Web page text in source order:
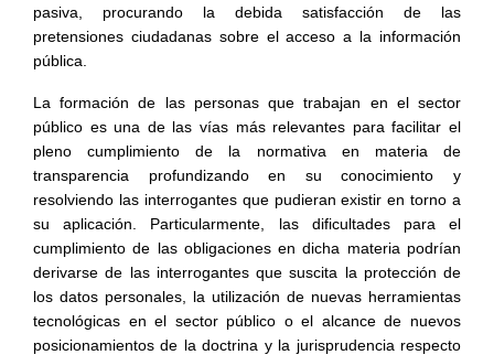
pasiva, procurando la debida satisfacción de las
pretensiones ciudadanas sobre el acceso a la información
pública.
La formación de las personas que trabajan en el sector
público es una de las vías más relevantes para facilitar el
pleno cumplimiento de la normativa en materia de
transparencia profundizando en su conocimiento y
resolviendo las interrogantes que pudieran existir en torno a
su aplicación. Particularmente, las dificultades para el
cumplimiento de las obligaciones en dicha materia podrían
derivarse de las interrogantes que suscita la protección de
los datos personales, la utilización de nuevas herramientas
tecnológicas en el sector público o el alcance de nuevos
posicionamientos de la doctrina y la jurisprudencia respecto